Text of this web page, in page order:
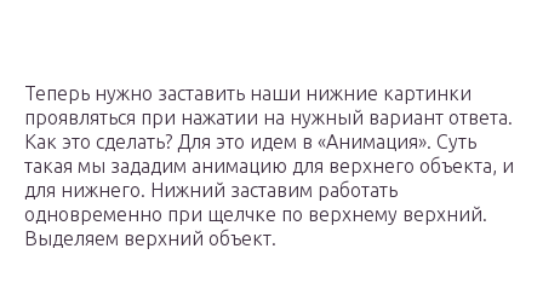
Теперь нужно заставить наши нижние картинки
проявляться при нажатии на нужный вариант ответа.
Как это сделать? Для это идем в «Анимация». Суть
такая мы зададим анимацию для верхнего объекта, и
для нижнего. Нижний заставим работать
одновременно при щелчке по верхнему верхний.
Выделяем верхний объект.